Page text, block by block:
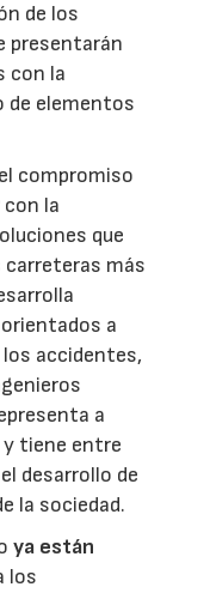
de los
presentarán
con la
elementos
compromiso
con la
que
carreteras más
a
accidentes,
a
y tiene entre
desarrollo de
la sociedad.
ya están
los